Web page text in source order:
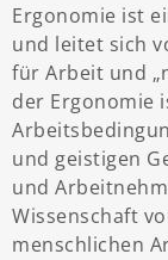
Ergonomie ist
und leitet sich
für Arbeit und
der Ergonomie
und geistigen
und
Wissenschaft
menschlichen